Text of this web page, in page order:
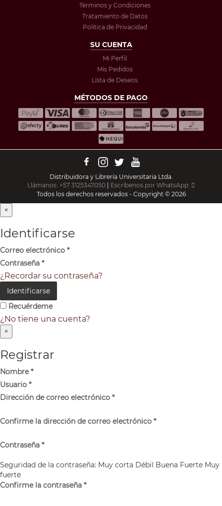
Términos y Condiciones
Tratamiento de Datos
Política de Privacidad
SU CUENTA
Mi Perfil
Mis Pedidos
Lista de Deseos
MÉTODOS DE PAGO
Distribuidora y Librería Universitaria Ltda.
Llámanos: +57 3125347050 | Escríbenos por WhatsApp:
Todos los derechos reservados - Copyright © 2026
×
Identificarse
Correo electrónico *
Contraseña *
¿Recordar su contraseña?
Identificarse
Recuérdeme
¿No tiene una cuenta?
×
Registrar
Nombre*
Usuario *
Dirección de correo electrónico *
Confirme la dirección de correo electrónico *
Contraseña *
Seguridad de la contraseña: Muy corta Débil Buena Fuerte Muy
fuerte
Confirme la contraseña *